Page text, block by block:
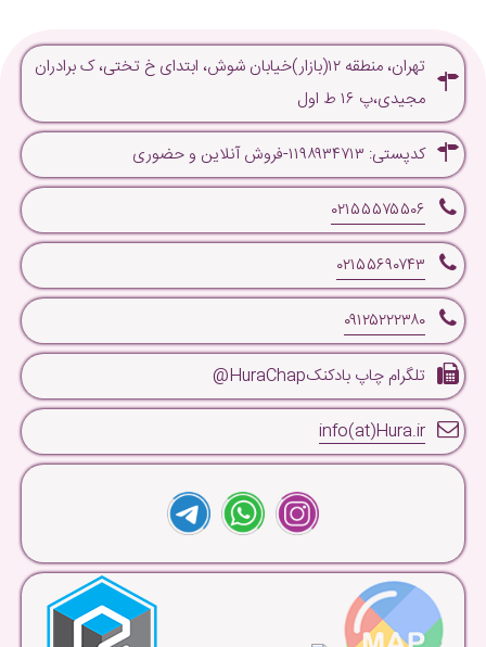
تهران، منطقه ۱۲(بازار)خیابان شوش، ابتدای خ تختی، ک برادران
مجیدی،پ ۱۶ ط اول
کدپستی: ۱۱۹۸۹۳۴۷۱۳-فروش آنلاین و حضوری
۰۲۱۵۵۵۷۵۵۰۶
۰۲۱۵۵۶۹۰۷۴۳
۰۹۱۲۵۲۲۲۳۸۰
تلگرام چاپ بادکنکHuraChap@
info(at)Hura.ir